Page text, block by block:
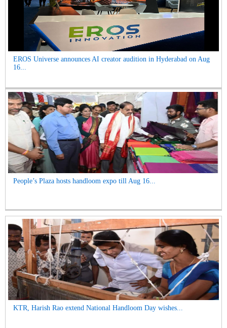
EROS Universe announces AI creator audition in Hyderabad on Aug
16...
People’s Plaza hosts handloom expo till Aug 16...
KTR, Harish Rao extend National Handloom Day wishes...